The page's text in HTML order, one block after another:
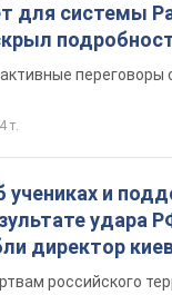
для системы
переговоры
т.
учениках и
удара
директор
российского